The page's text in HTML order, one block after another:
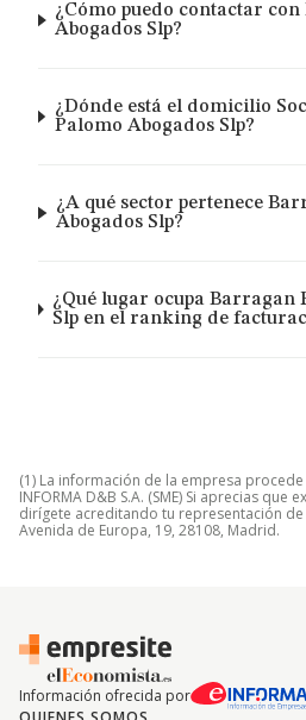
¿Cómo puedo contactar
Abogados Slp?
¿Dónde está el domicilio
Palomo Abogados Slp?
¿A qué sector pertenece
Abogados Slp?
¿Qué lugar ocupa Barragan
Slp en el ranking de
(1) La información de la empresa
INFORMA D&B S.A. (SME) Si aprecias
dirígete acreditando tu representación
Avenida de Europa, 19, 28108, Madrid.
Información ofrecida por